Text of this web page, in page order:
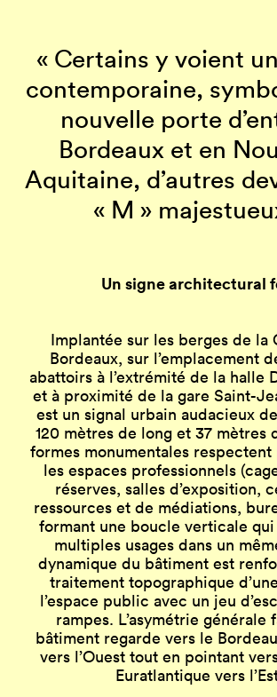
« Certains y voient
contemporaine,
nouvelle porte
Bordeaux et en
Aquitaine, d’autres
« M »
Un signe architectural
Implantée sur les berges de la
Bordeaux, sur l’emplacement
abattoirs à l’extrémité de la halle
et à proximité de la gare Saint-
est un signal urbain audacieux
120 mètres de long et 37 mètres
formes monumentales
les espaces professionnels
réserves, salles d’exposition,
ressources et de médiations,
formant une boucle verticale
multiples usages dans un
dynamique du bâtiment est
traitement topographique
l’espace public avec un jeu
rampes. L’asymétrie générale
bâtiment regarde vers le
vers l’Ouest tout en pointant
Euratlantique vers